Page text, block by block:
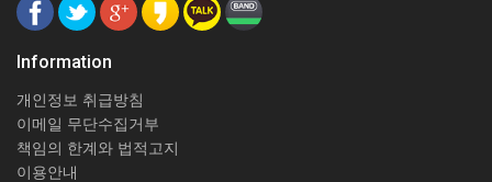
Information
개인정보 취급방침
이메일 무단수집거부
책임의 한계와 법적고지
이용안내